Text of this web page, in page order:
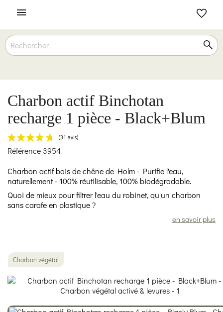

Charbon actif Binchotan
recharge 1 pièce - Black+Blum
Référence 3954
Charbon actif bois de chêne de Holm - Purifie l'eau,
naturellement - 100% réutilisable, 100% biodégradable.
Quoi de mieux pour filtrer l'eau du robinet, qu'un charbon
sans carafe en plastique ?
en savoir plus
Charbon végétal